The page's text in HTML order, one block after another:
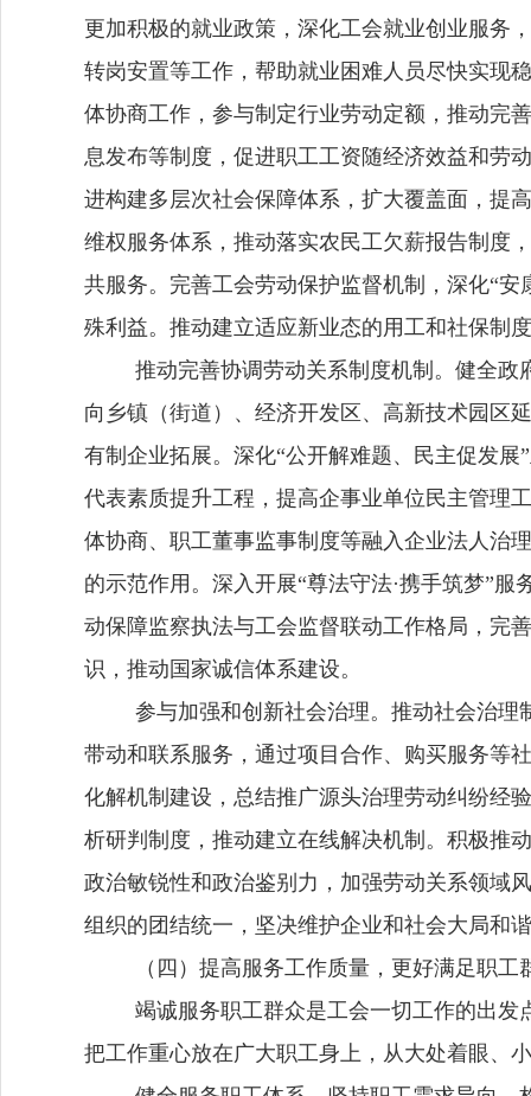
更加积极的就业政策，深化工会就业创业服务
转岗安置等工作，帮助就业困难人员尽快实现
体协商工作，参与制定行业劳动定额，推动完
息发布等制度，促进职工工资随经济效益和劳
进构建多层次社会保障体系，扩大覆盖面，提
维权服务体系，推动落实农民工欠薪报告制度
共服务。 完善工会劳动保护监督机制， 深化“安
殊利益。 推动建立适应新业态的用工和社保制
推动完善协调劳动关系制度机制。 健全政
向乡镇（街道）、经济开发区、高新技术园区
有制企业拓展。深化“公开解难题、民主促发
代表素质提升工程，提高企事业单位民主管理
体协商、职工董事监事制度等融入企业法人治
的示范作用。 深入开展“尊法守法·携手筑梦”
动保障监察执法与工会监督联动工作格局，完
识，推动国家诚信体系建设。
参与加强和创新社会治理。推动社会治理
带动和联系服务，通过项目合作、购买服务等
化解机制建设，总结推广源头治理劳动纠纷经
析研判制度，推动建立在线解决机制。 积极推
政治敏锐性和政治鉴别力， 加强劳动关系领域
组织的团结统一，坚决维护企业和社会大局和
（四）提高服务工作质量，更好满足职工
竭诚服务职工群众是工会一切工作的出发
把工作重心放在广大职工身上，从大处着眼、